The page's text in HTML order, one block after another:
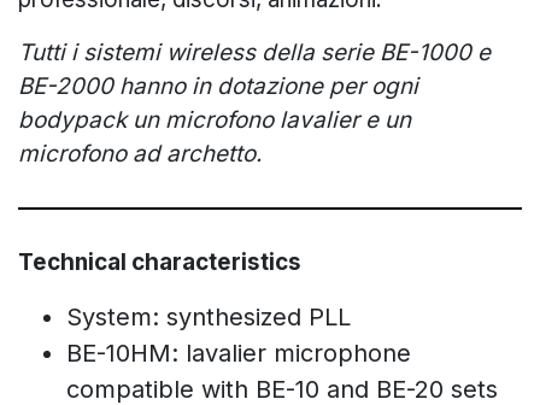
Tutti i sistemi wireless della serie BE-1000 e
BE-2000 hanno in dotazione per ogni
bodypack un microfono lavalier e un
microfono ad archetto.
Technical characteristics
System: synthesized PLL
BE-10HM: lavalier microphone
compatible with BE-10 and BE-20 sets